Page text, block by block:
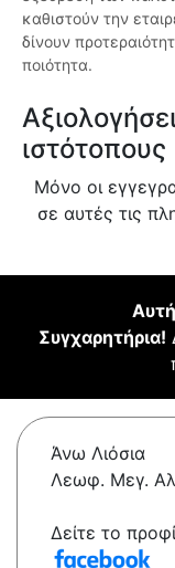
καθιστούν την
δίνουν
ποιότητα.
ιστότοπους
Μόνο οι
σε αυτές τις
Αυτή
Συγχαρητήρια!
Άνω Λιόσια
Λεωφ. Μεγ.
Δείτε το